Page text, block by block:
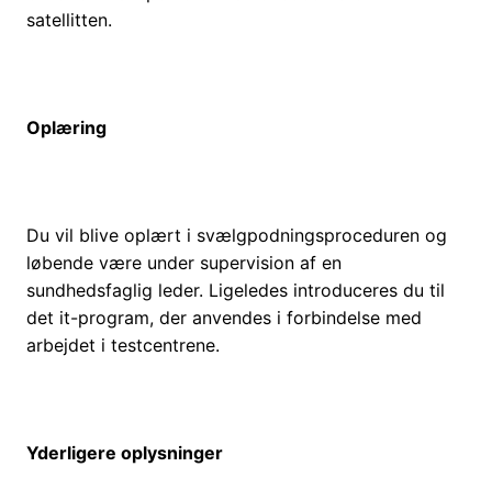
satellitten.
Oplæring
Du vil blive oplært i svælgpodningsproceduren og
løbende være under supervision af en
sundhedsfaglig leder. Ligeledes introduceres du til
det it-program, der anvendes i forbindelse med
arbejdet i testcentrene.
Yderligere oplysninger